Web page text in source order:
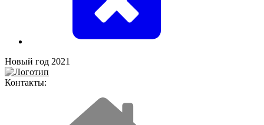
Новый год 2021
Контакты: